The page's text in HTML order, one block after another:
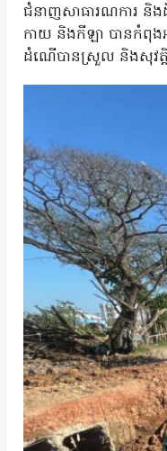
ជំនាញសាធារណការ និង
កាយ និងកីឡា បានកំពុងអ
ដំណើបានស្រួល និងសុវត្